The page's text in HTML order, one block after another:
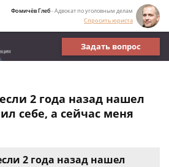
Фомичёв Глеб- Адвокат по уголовным делам
Спросить юриста
Задать вопрос
2 года назад нашел
себе, а сейчас меня
2 года назад нашел